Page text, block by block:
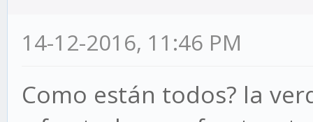
14-12-2016, 11:46 PM
Como están todos? la